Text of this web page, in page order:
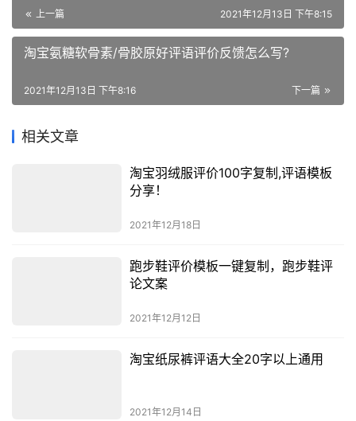
上一篇 2021年12月13日 下午8:15
淘宝氨糖软骨素/骨胶原好评语评价反馈怎么写?
下一篇
2021年12月13日 下午8:16
相关文章
淘宝羽绒服评价100字复制,评语模板
分享！
2021年12月18日
跑步鞋评价模板一键复制，跑步鞋评
论文案
2021年12月12日
淘宝纸尿裤评语大全20字以上通用
2021年12月14日